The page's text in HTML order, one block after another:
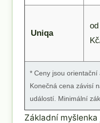
Uniqa
* Ceny jsou
Konečná cena závisí
událostí. Minimální
Základní